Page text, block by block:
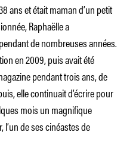
ans et était maman d’un petit
Raphaëlle a
de nombreuses années.
en 2009, puis avait été
pendant trois ans, de
elle continuait d’écrire pour
mois un magnifique
de ses cinéastes de